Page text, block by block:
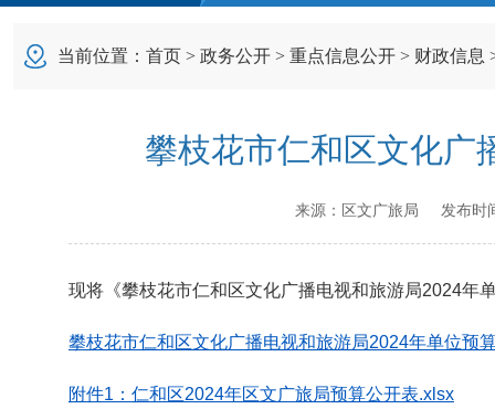
当前位置： 首页 > 政务公开 > 重点信息公开 > 财政信息
攀枝花市仁和区文化广
来源： 区文广旅局 发布时
现将《攀枝花市仁和区文化广播电视和旅游局2024年
攀枝花市仁和区文化广播电视和旅游局2024年单位预
附件1：仁和区2024年区文广旅局预算公开表.xlsx